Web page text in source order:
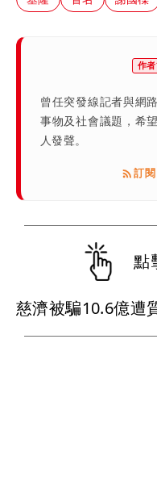
作
曾任突發線記者與網
事物及社會議題，希
人發聲。
訂
點